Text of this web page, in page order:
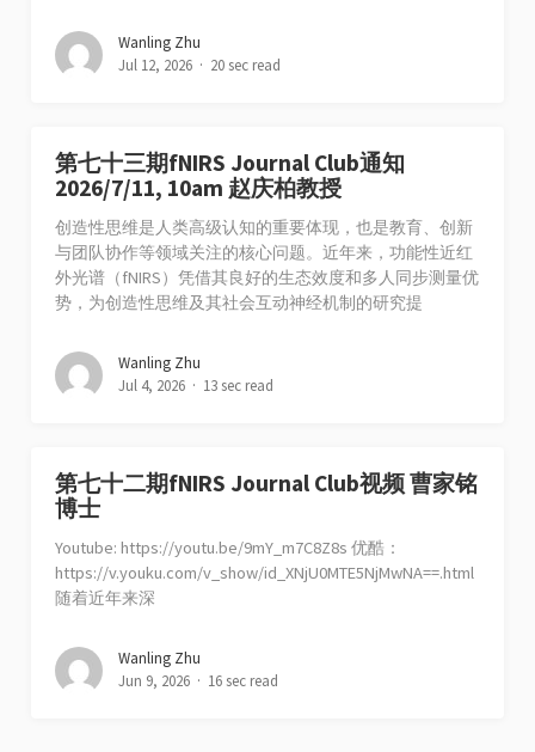
Wanling Zhu
Jul 12, 2026
20 sec read
第七十三期fNIRS Journal Club通知
2026/7/11, 10am 赵庆柏教授
创造性思维是人类高级认知的重要体现，也是教育、创新
与团队协作等领域关注的核心问题。近年来，功能性近红
外光谱（fNIRS）凭借其良好的生态效度和多人同步测量优
势，为创造性思维及其社会互动神经机制的研究提
Wanling Zhu
Jul 4, 2026
13 sec read
第七十二期fNIRS Journal Club视频 曹家铭
博士
Youtube: https://youtu.be/9mY_m7C8Z8s 优酷：
https://v.youku.com/v_show/id_XNjU0MTE5NjMwNA==.html
随着近年来深
Wanling Zhu
Jun 9, 2026
16 sec read